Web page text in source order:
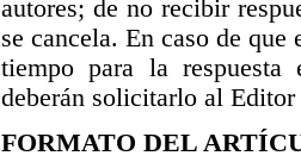
autores; de no recibir
se cancela. En caso de
tiempo para la respuesta
deberán solicitarlo al
FORMATO DEL